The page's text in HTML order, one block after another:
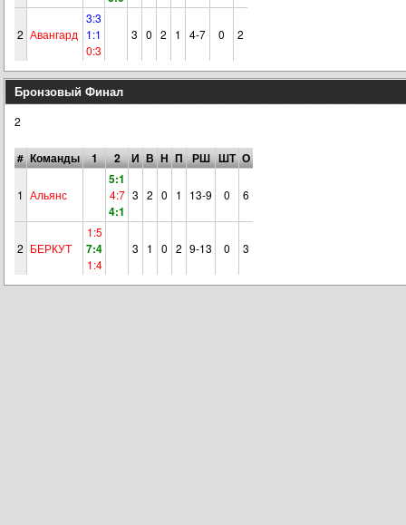
2 Авангард
3:3
1:1
0:3
3 0 2 1 4-7 0 2
Бронзовый Финал
2
# Команды 1 2 И В Н П РШ ШТ О
1 Альянс
5:1
4:7
4:1
3 2 0 1 13-9 0 6
2 БЕРКУТ
1:5
7:4
1:4
3 1 0 2 9-13 0 3